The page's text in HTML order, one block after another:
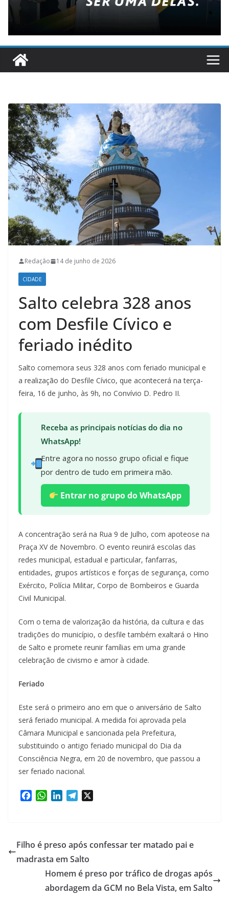
Redação 14 de junho de 2026
CIDADE
Salto celebra 328 anos
com Desfile Cívico e
feriado inédito
Salto comemora seus 328 anos com feriado municipal e
a realização do Desfile Cívico, que acontecerá na terça-
feira, 16 de junho, às 9h, no Convívio D. Pedro II.
Receba as principais notícias do dia no
WhatsApp!
Entre agora no nosso grupo oficial e fique
por dentro de tudo em primeira mão.
Entrar no grupo do WhatsApp
A concentração será na Rua 9 de Julho, com apoteose na
Praça XV de Novembro. O evento reunirá escolas das
redes municipal, estadual e particular, fanfarras,
entidades, grupos artísticos e forças de segurança, como
Exército, Polícia Militar, Corpo de Bombeiros e Guarda
Civil Municipal.
Com o tema de valorização da história, da cultura e das
tradições do município, o desfile também exaltará o Hino
de Salto e promete reunir famílias em uma grande
celebração de civismo e amor à cidade.
Feriado
Este será o primeiro ano em que o aniversário de Salto
será feriado municipal. A medida foi aprovada pela
Câmara Municipal e sancionada pela Prefeitura,
substituindo o antigo feriado municipal do Dia da
Consciência Negra, em 20 de novembro, que passou a
ser feriado nacional.
b
o
o
W
s
A
p
p
e
d
I
n
g
r
a
m
Filho é preso após confessar ter matado pai e
madrasta em Salto
Homem é preso por tráfico de drogas após
abordagem da GCM no Bela Vista, em Salto